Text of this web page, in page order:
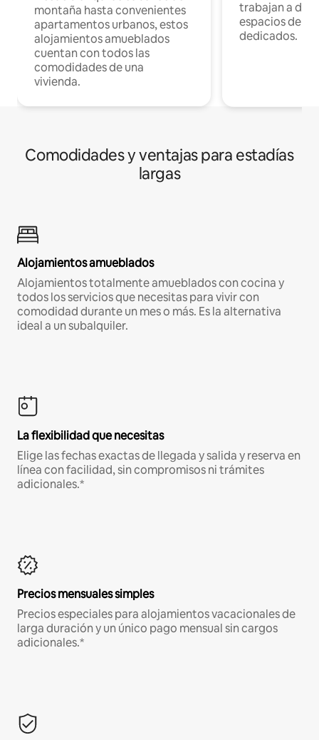
montaña hasta convenientes
apartamentos urbanos, estos
alojamientos amueblados
cuentan con todos las
comodidades de una
vivienda.
trabajan a
espacios de
dedicados.
Comodidades y ventajas para estadías
largas
Alojamientos amueblados
Alojamientos totalmente amueblados con cocina y
todos los servicios que necesitas para vivir con
comodidad durante un mes o más. Es la alternativa
ideal a un subalquiler.
La flexibilidad que necesitas
Elige las fechas exactas de llegada y salida y reserva en
línea con facilidad, sin compromisos ni trámites
adicionales.*
Precios mensuales simples
Precios especiales para alojamientos vacacionales de
larga duración y un único pago mensual sin cargos
adicionales.*